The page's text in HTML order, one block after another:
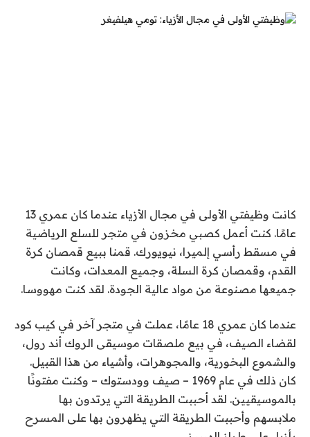
كانت وظيفتي الأولى في مجال الأزياء عندما كان عمري 13
عامًا. كنت أعمل كصبي مخزون في متجر للسلع الرياضية
في مسقط رأسي إلميرا، نيويورك. قمنا ببيع قمصان كرة
القدم، وقمصان كرة السلة، وجميع المعدات، وكانت
جميعها مصنوعة من مواد عالية الجودة. لقد كنت مهووسا.
عندما كان عمري 18 عامًا، عملت في متجر آخر في كيب كود
لقضاء الصيف، في بيع ملصقات موسيقى الروك أند رول،
والشموع البخورية، والمجوهرات، وأشياء من هذا القبيل.
كان ذلك في عام 1969 – صيف وودستوك – وكنت مفتونًا
بالموسيقيين. لقد أحببت الطريقة التي يرتدون بها
ملابسهم وأحببت الطريقة التي يظهرون بها على المسرح